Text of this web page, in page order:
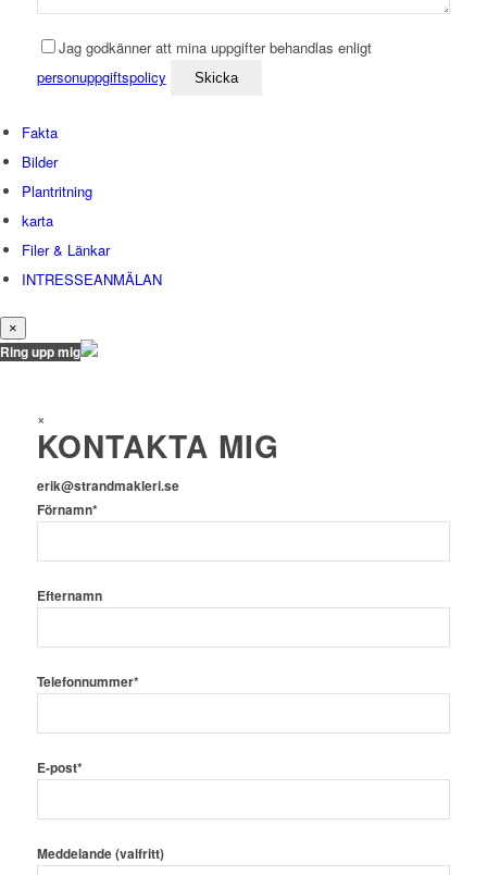
Jag godkänner att mina uppgifter behandlas enligt
personuppgiftspolicy
Fakta
Bilder
Plantritning
karta
Filer & Länkar
INTRESSEANMÄLAN
×
Ring upp mig
×
KONTAKTA MIG
erik@strandmakleri.se
Förnamn*
Efternamn
Telefonnummer*
E-post*
Meddelande (valfritt)